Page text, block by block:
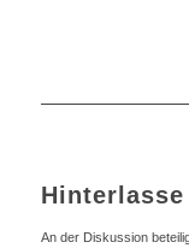
An der Diskussion